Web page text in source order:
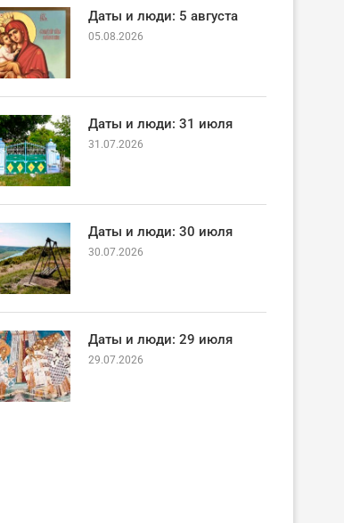
Даты и люди: 5 августа
05.08.2026
Даты и люди: 31 июля
31.07.2026
Даты и люди: 30 июля
30.07.2026
Даты и люди: 29 июля
29.07.2026